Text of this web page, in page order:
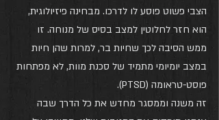
הצבי פשוט פוסע לו לדרכו. מבחינה פיזיולוגית,
הוא חזר לחלוטין למצב בסיס של מנוחה. זו
ממש הסיבה לכך שחיות בר, למרות שהן חיות
במצב יומיומי מתמיד של סכנת מוות, לא מפתחות
פוסט-טראומה (PTSD).
זה משנה וממסגר מחדש את כל הדרך שבה